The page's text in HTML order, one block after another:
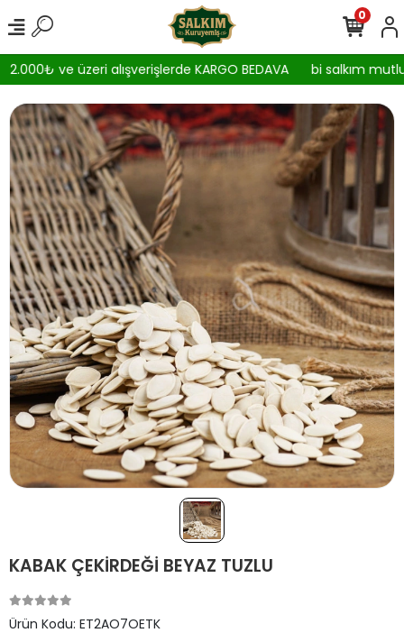
ve üzeri alışverişlerde KARGO BEDAVA bi salkım
0
KABAK ÇEKİRDEĞİ BEYAZ TUZLU
Ürün Kodu: ET2AO7OETK